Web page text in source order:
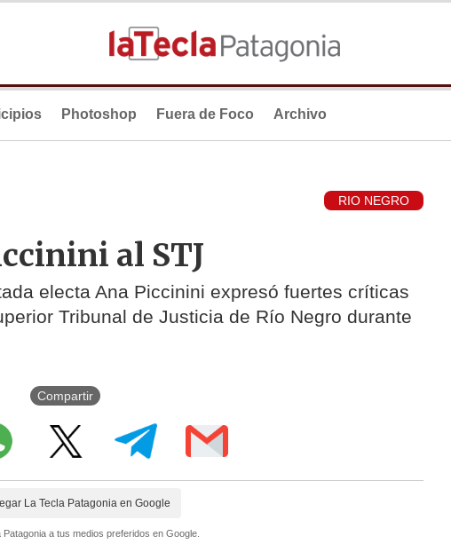
Photoshop Fuera de Foco Archivo
RIO NEGRO
al STJ
electa Ana Piccinini expresó fuertes críticas
Tribunal de Justicia de Río Negro durante
Compartir
La Tecla Patagonia en Google
Patagonia a tus medios preferidos en Google.